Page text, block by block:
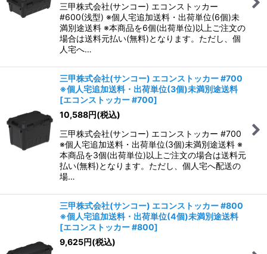
三甲株式会社(サンコー) エコンストッカー
#600(浅型) ※個人宅追加送料・出荷単位(6個)未
満別途送料 ※本商品を6個(出荷単位)以上ご注文の
場合は送料元払い(無料)となります。ただし、個
人宅へ…
三甲株式会社(サンコー) エコンストッカー #700
※個人宅追加送料・出荷単位(3個)未満別途送料
[エコンストッカー #700]
10,588円(税込)
三甲株式会社(サンコー) エコンストッカー #700
※個人宅追加送料・出荷単位(3個)未満別途送料 ※
本商品を3個(出荷単位)以上ご注文の場合は送料元
払い(無料)となります。ただし、個人宅へ配送の
場…
三甲株式会社(サンコー) エコンストッカー #800
※個人宅追加送料・出荷単位(4個)未満別途送料
[エコンストッカー #800]
9,625円(税込)